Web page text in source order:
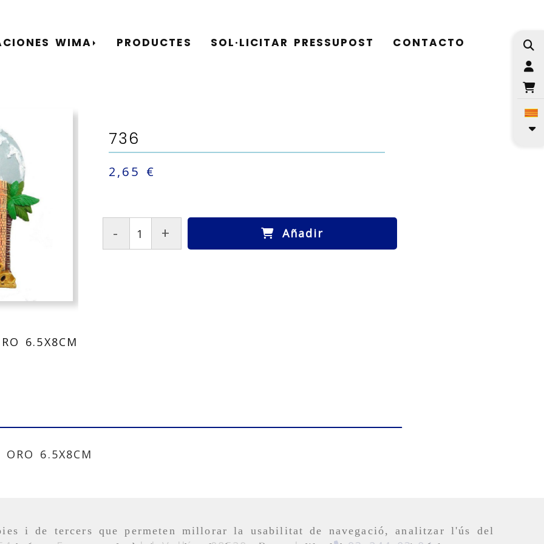
i de tercers que permeten millorar la usabilitat de navegació, analitzar l'ús del
WIMA PRODUCTES SOL·LICITAR PRESSUPOST CONTACTO
736
2,65 €
- + Añadir
6.5X8CM
6.5X8CM